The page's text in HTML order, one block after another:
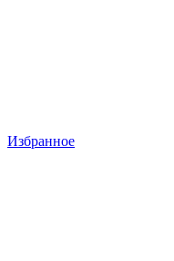
Избранное